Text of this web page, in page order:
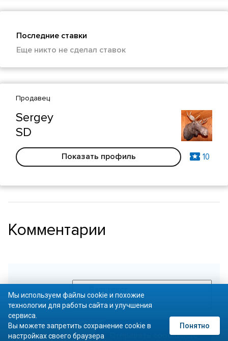
Мы используем файлы cookie и похожие
технологии для работы сайта и улучшения
сервиса.
Вы можете запретить сохранение cookie в
настройках своего браузера
Понятно
Последние ставки
Еще никто не сделал ставок
Продавец
Sergey
SD
Показать профиль 10
Комментарии
Отправить сообщение